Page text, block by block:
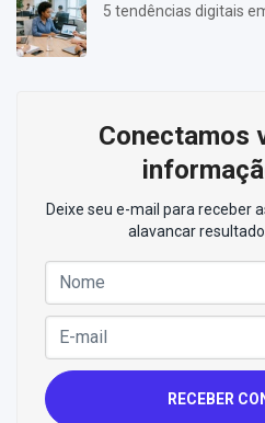
5 tendências digitais
Conectamos
Deixe seu e-mail para receber
alavancar
RECEBER